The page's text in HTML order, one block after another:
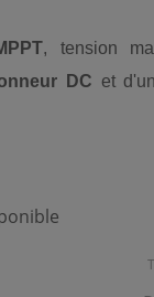
, tension
DC et